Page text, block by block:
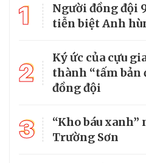
1
Người đồng đội
tiễn biệt Anh
2
Ký ức của cựu
thành “tấm bản
đồng đội
3
“Kho báu xanh”
Trường Sơn